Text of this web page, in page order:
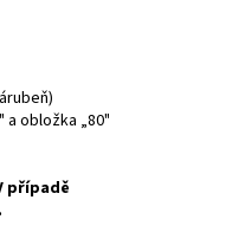
a obložka „80"
případě